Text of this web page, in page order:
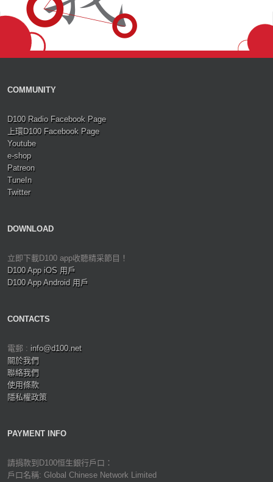
COMMUNITY
D100 Radio Facebook Page
上環D100 Facebook Page
Youtube
e-shop
Patreon
TuneIn
Twitter
DOWNLOAD
立即下載D100 app收聽精采節目！
D100 App iOS 用戶
D100 App Android 用戶
CONTACTS
電郵 : info@d100.net
關於我們
聯絡我們
使用條款
隱私權政策
PAYMENT INFO
請捐款到D100恒生銀行戶口：
戶口名稱: Global Chinese Network Limited